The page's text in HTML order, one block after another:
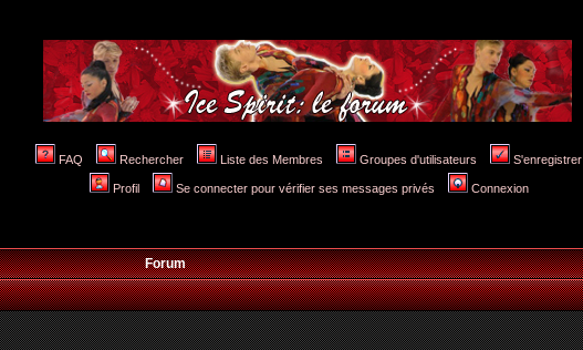
FAQ Rechercher Liste des Membres Groupes d'utilisateurs S'enregistrer
Profil Se connecter pour vérifier ses messages privés Connexion
Forum